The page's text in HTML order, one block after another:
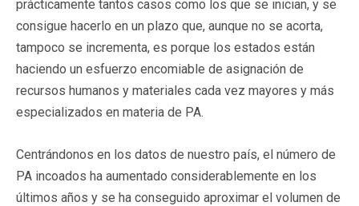
prácticamente tantos casos como los que se inician, y se
consigue hacerlo en un plazo que, aunque no se acorta,
tampoco se incrementa, es porque los estados están
haciendo un esfuerzo encomiable de asignación de
recursos humanos y materiales cada vez mayores y más
especializados en materia de PA.
Centrándonos en los datos de nuestro país, el número de
PA incoados ha aumentado considerablemente en los
últimos años y se ha conseguido aproximar el volumen de